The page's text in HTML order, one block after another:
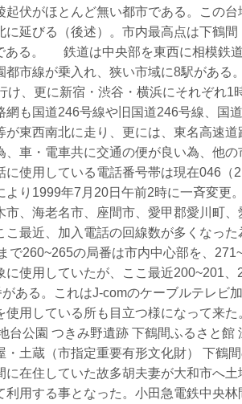
起伏がほとんど無い都市である。この
に延びる（後述）。市内最高点は下鶴
ある。 鉄道は中央部を東西に相模鉄道
都市線が乗入れ、狭い市域に8駅がある
け、更に新宿・渋谷・横浜にそれぞれ1
網も国道246号線や旧国道246号線、国
が東西南北に走り、更には、東名高速
、車・電車共に交通の便が良い為、
に使用している電話番号帯は現在046（
より1999年7月20日午前2時に一斉変更
市、海老名市、座間市、愛甲郡愛川町
こ最近、加入電話の回線数が多くなっ
で260~265の局番は市内中心部を、
に使用していたが、ここ最近200~201
ある。これはJ-comのケーブルテレビ
使用している所も目立つ様になって来
台公園 つきみ野遺跡 下鶴間ふるさと
・土蔵（市指定重要有形文化財） 下鶴
に在住していた故多胡夫妻が大和市へ
利用する事となった。小田急電鉄中央